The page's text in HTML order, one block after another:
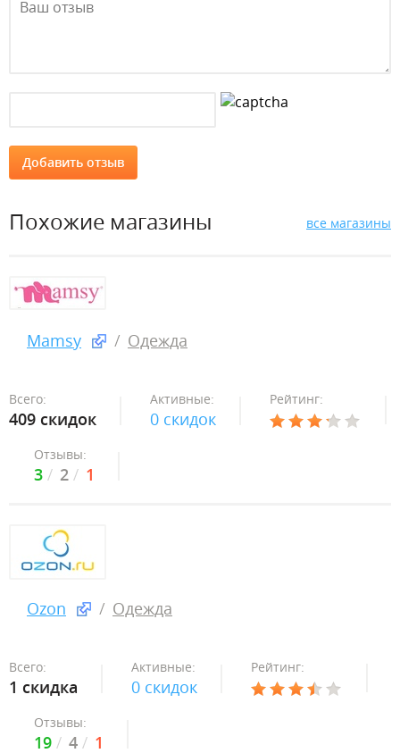
Похожие магазины все магазины
Mamsy Одежда
Всего:
409 скидок
Активные:
0 скидок
Рейтинг:
Отзывы:
3 2 1
Ozon Одежда
Всего:
1 скидка
Активные:
0 скидок
Рейтинг:
Отзывы:
19 4 1